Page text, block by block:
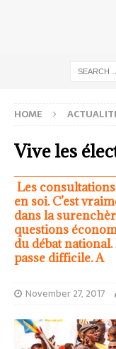
HOME
Vive les
Les
en soi. C’est
dans la
questions
du débat
passe difficile. A
November 27, 2017